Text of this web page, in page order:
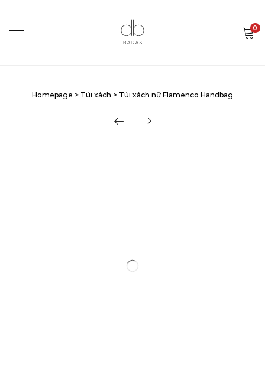
0
Homepage > Túi xách > Túi xách nữ Flamenco Handbag